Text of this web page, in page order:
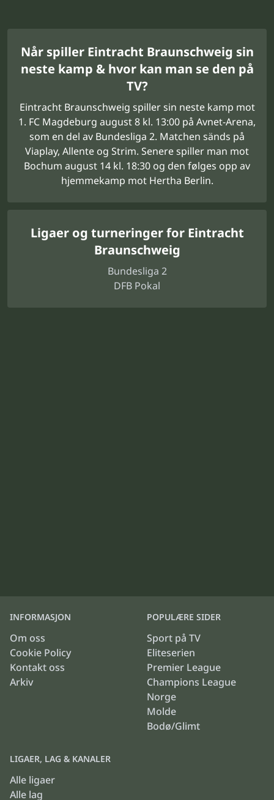
Når spiller Eintracht Braunschweig sin
neste kamp & hvor kan man se den på
TV?
Eintracht Braunschweig spiller sin neste kamp mot
1. FC Magdeburg august 8 kl. 13:00 på Avnet-Arena,
som en del av Bundesliga 2. Matchen sänds på
Viaplay, Allente og Strim. Senere spiller man mot
Bochum august 14 kl. 18:30 og den følges opp av
hjemmekamp mot Hertha Berlin.
Ligaer og turneringer for Eintracht
Braunschweig
Bundesliga 2
DFB Pokal
INFORMASJON
Om oss
Cookie Policy
Kontakt oss
Arkiv
POPULÆRE SIDER
Sport på TV
Eliteserien
Premier League
Champions League
Norge
Molde
Bodø/Glimt
LIGAER, LAG & KANALER
Alle ligaer
Alle lag